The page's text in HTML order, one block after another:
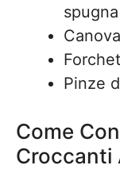
Pinze
Come
Croccanti